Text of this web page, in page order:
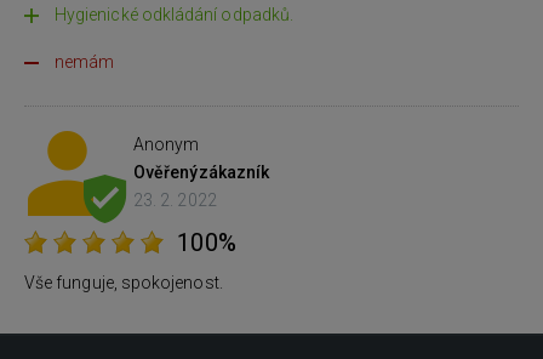
Hygienické odkládání odpadků.
nemám
Anonym
Ověřenýzákazník
23. 2. 2022
100%
Vše funguje, spokojenost.